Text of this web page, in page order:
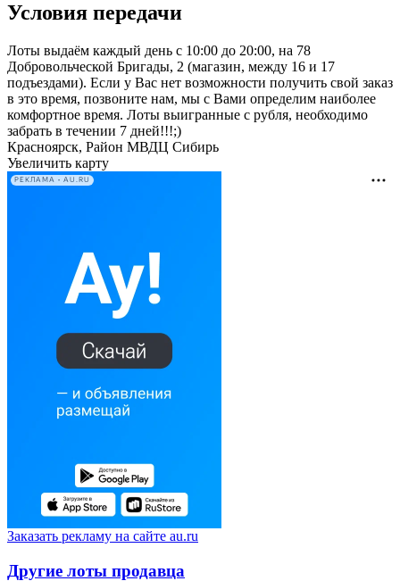
Условия передачи
Лоты выдаём каждый день с 10:00 до 20:00, на 78
Добровольческой Бригады, 2 (магазин, между 16 и 17
подъездами). Если у Вас нет возможности получить свой заказ
в это время, позвоните нам, мы с Вами определим наиболее
комфортное время. Лоты выигранные с рубля, необходимо
забрать в течении 7 дней!!!;)
Красноярск, Район МВДЦ Сибирь
Увеличить карту
РЕКЛАМА • AU.RU
Заказать рекламу на сайте au.ru
Другие лоты продавца